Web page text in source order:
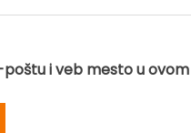
poštu i veb mesto u